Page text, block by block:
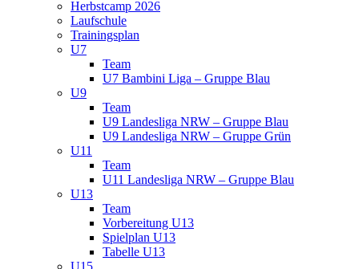
Herbstcamp 2026
Laufschule
Trainingsplan
U7
Team
U7 Bambini Liga – Gruppe Blau
U9
Team
U9 Landesliga NRW – Gruppe Blau
U9 Landesliga NRW – Gruppe Grün
U11
Team
U11 Landesliga NRW – Gruppe Blau
U13
Team
Vorbereitung U13
Spielplan U13
Tabelle U13
U15